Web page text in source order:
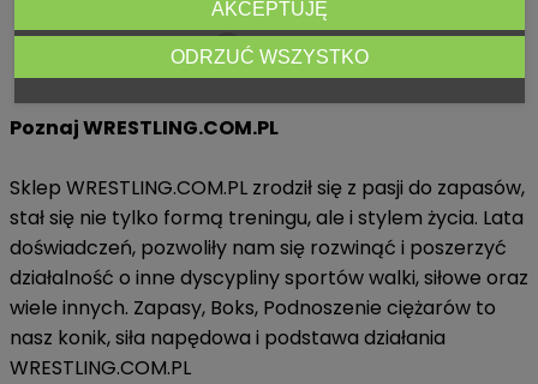
O nas
Poznaj WRESTLING.COM.PL
Sklep WRESTLING.COM.PL zrodził się z pasji do zapasów,
stał się nie tylko formą treningu, ale i stylem życia. Lata
doświadczeń, pozwoliły nam się rozwinąć i poszerzyć
działalność o inne dyscypliny sportów walki, siłowe oraz
wiele innych. Zapasy, Boks, Podnoszenie ciężarów to
nasz konik, siła napędowa i podstawa działania
WRESTLING.COM.PL
ODRZUĆ WSZYSTKO
AKCEPTUJĘ